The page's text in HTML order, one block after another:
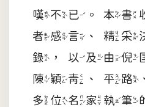
嘆不已。本書
者感言、精采
錄，以及由倪
陳穎青、平路
多位名家執筆